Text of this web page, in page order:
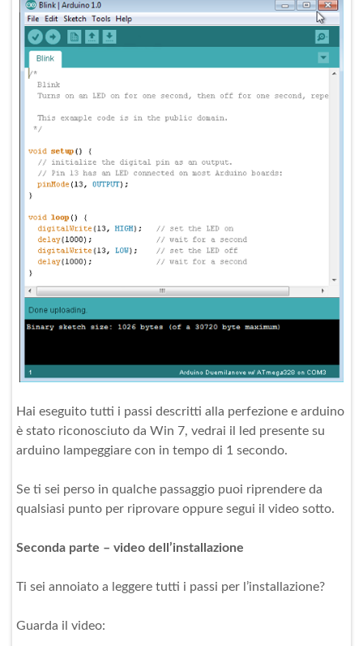
Hai eseguito tutti i passi descritti alla perfezione e arduino
è stato riconosciuto da Win 7, vedrai il led presente su
arduino lampeggiare con in tempo di 1 secondo.
Se ti sei perso in qualche passaggio puoi riprendere da
qualsiasi punto per riprovare oppure segui il video sotto.
Seconda parte – video dell’installazione
Ti sei annoiato a leggere tutti i passi per l’installazione?
Guarda il video: